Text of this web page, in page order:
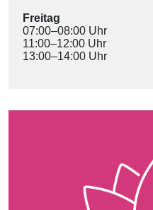
Freitag
07:00–08:00 Uhr
11:00–12:00 Uhr
13:00–14:00 Uhr